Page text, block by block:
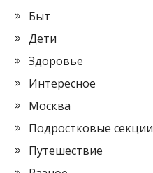
Быт
Дети
Здоровье
Интересное
Москва
Подростковые секции
Путешествие